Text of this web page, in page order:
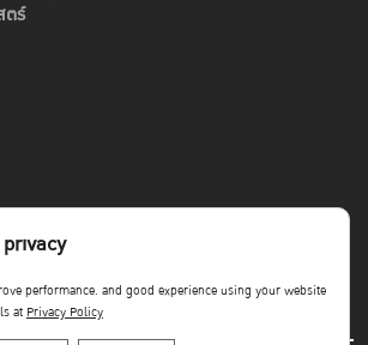
ตร์
performance. and good experience using your website
atPrivacy Policy